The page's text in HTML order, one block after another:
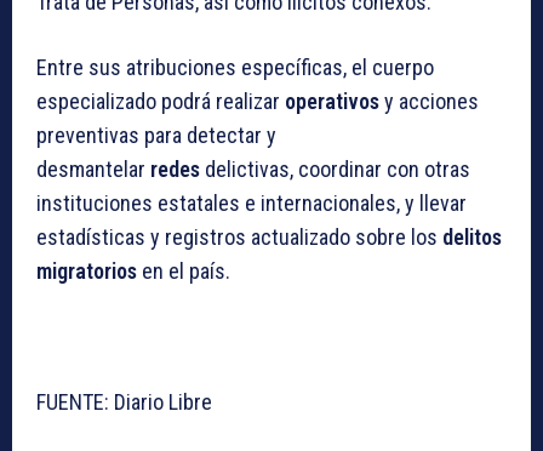
Entre sus atribuciones específicas, el cuerpo
especializado podrá realizar operativosy acciones
preventivas para detectar y
desmantelar redes delictivas, coordinar con otras
instituciones estatales e internacionales, y llevar
estadísticas y registros actualizado sobre los delitos
migratorios en el país.
FUENTE: Diario Libre